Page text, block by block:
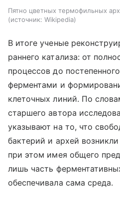
Пятно цветных термофильных
источник: Wikipedia
В итоге ученые
раннего катализа: от
процессов до
ферментами и
клеточных линий. По
старшего автора
указывают на то, что
бактерий и архей
при этом имея общего
лишь часть
обеспечивала сама среда.